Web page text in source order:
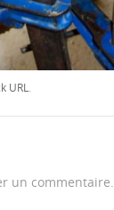
URL.
un commentaire.